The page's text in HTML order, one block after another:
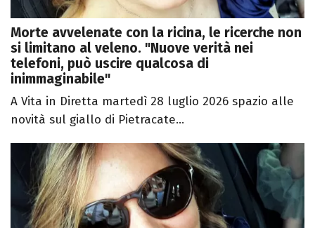
Morte avvelenate con la ricina, le ricerche non
si limitano al veleno. "Nuove verità nei
telefoni, può uscire qualcosa di
inimmaginabile"
A Vita in Diretta martedì 28 luglio 2026 spazio alle
novità sul giallo di Pietracate...